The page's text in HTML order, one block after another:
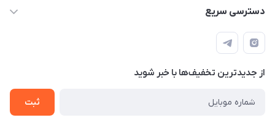
سیمای ورزش
اسکیت فلایینگ ایگل
اسکیت دخترانه
دسترسی سریع
اسکوتر برقی دخترانه
اسکیت روسز
اسکوتر
از جدید‌ترین تخفیف‌ها با‌ خبر شوید
ثبت